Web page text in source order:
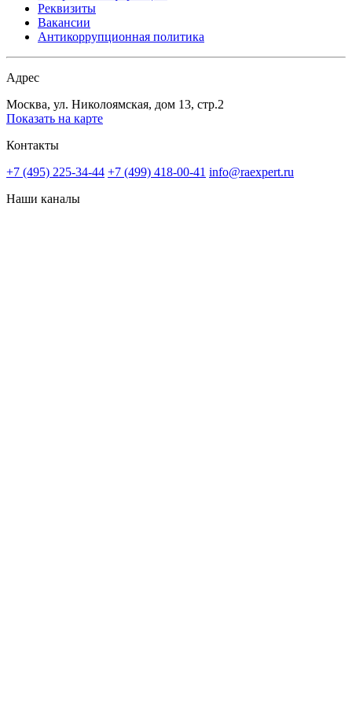
Реквизиты
Вакансии
Антикоррупционная политика
Адрес
Москва, ул. Николоямская, дом 13, стр.2
Показать на карте
Контакты
+7 (495) 225-34-44 +7 (499) 418-00-41 info@raexpert.ru
Наши каналы